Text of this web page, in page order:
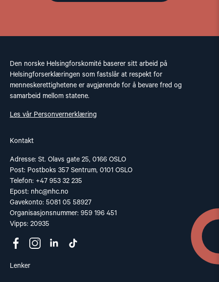
Den norske Helsingforskomité baserer sitt arbeid på
Helsingforserklæringen som fastslår at respekt for
menneskerettighetene er avgjørende for å bevare fred og
samarbeid mellom statene.
Les vår Personvernerklæring
Kontakt
Adresse: St. Olavs gate 25, 0166 OSLO
Post: Postboks 357 Sentrum, 0101 OSLO
Telefon: +47 953 32 235
Epost: nhc@nhc.no
Gavekonto: 5081 05 58927
Organisasjonsnummer: 959 196 451
Vipps: 20935
Lenker